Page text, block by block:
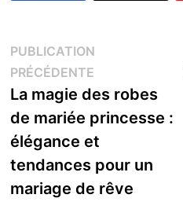
Navigation
de
l’article
PUBLICATION
PRÉCÉDENTEPublication
précédente :
La magie des robes
de mariée princesse :
élégance et
tendances pour un
mariage de rêve